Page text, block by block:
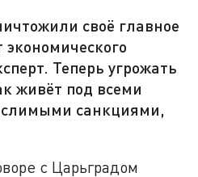
своё главное
Теперь угрожать
живёт под всеми
санкциями,
с Царьградом